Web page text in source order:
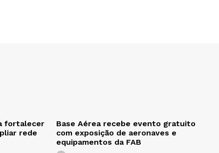
fortalecer
rede
Base Aérea recebe evento gratuito
com exposição de aeronaves e
equipamentos da FAB